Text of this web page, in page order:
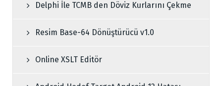
Delphi İle TCMB den Döviz Kurlarını Çekme
Resim Base-64 Dönüştürücü v1.0
Online XSLT Editör